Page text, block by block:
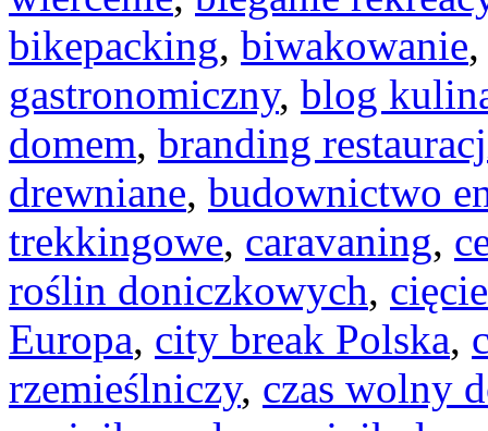
bikepacking, biwakowanie
gastronomiczny, blog
domem, branding
drewniane, budownictwo
trekkingowe, caravaning,
roślin doniczkowych,
Europa, city break Polska,
rzemieślniczy, czas wolny